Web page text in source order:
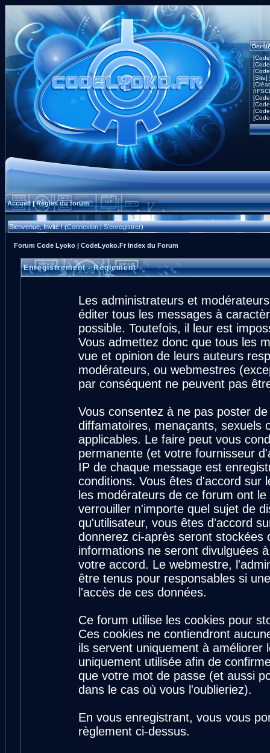
[Site]
Accueil|Règles du forum
Bienvenue, Invité ! (Connexion|S'enregistrer)
Forum Code Lyoko | CodeLyoko.Fr Index du Forum
Enregistrement - Règlement
Les administrateurs et
éditer tous les messages à
possible. Toutefois, il leur est
Vous admettez donc que tous les
vue et opinion de leurs auteurs
modérateurs, ou webmestres
par conséquent ne peuvent pas
Vous consentez à ne pas poster
diffamatoires, menaçants, sexuels
applicables. Le faire peut vous
permanente (et votre fournisseur
IP de chaque message est
conditions. Vous êtes d'accord sur
les modérateurs de ce forum ont
verrouiller n'importe quel sujet de
qu'utilisateur, vous êtes d'accord
donnerez ci-après seront stockées
informations ne seront divulguées
votre accord. Le webmestre,
être tenus pour responsables si
l'accès de ces données.
Ce forum utilise les cookies pour
Ces cookies ne contiendront
ils servent uniquement à
uniquement utilisée afin de
que votre mot de passe (et aussi
dans le cas où vous l'oublieriez).
En vous enregistrant, vous vous
règlement ci-dessus.